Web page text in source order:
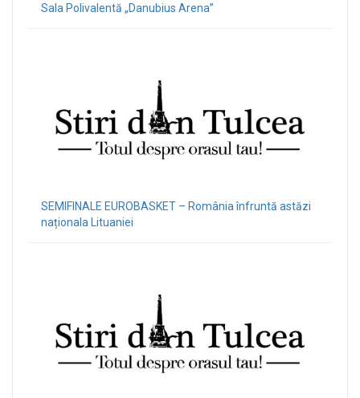
Sala Polivalentă „Danubius Arena”
SEMIFINALE EUROBASKET – România înfruntă astăzi
naționala Lituaniei